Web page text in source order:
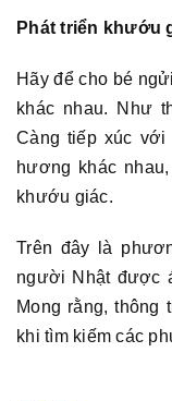
Phát triển khướu
Hãy để cho bé
khác nhau. Như
Càng tiếp xúc
hương khác
khướu giác.
Trên đây là
người Nhật được
Mong rằng, thông
khi tìm kiếm các